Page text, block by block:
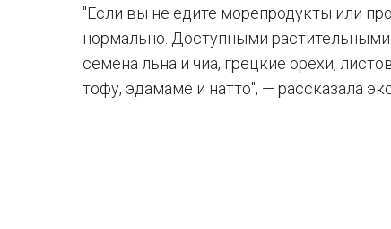
"Если вы не едите морепродукты или
нормально. Доступными
семена льна и чиа, грецкие орехи,
тофу, эдамаме и натто", — рассказала